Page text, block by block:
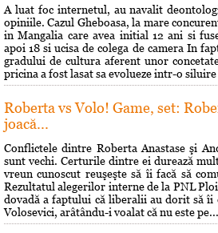
A luat foc internetul, au navalit
opiniile. Cazul Gheboasa, la mare
in Mangalia care avea initial 12 ani si
apoi 18 si ucisa de colega de camera In
gradului de cultura aferent unor
pricina a fost lasat sa evolueze intr-o siluire
Roberta vs Volo! Game, set:
joacă...
Conflictele dintre Roberta Anastase şi
sunt vechi. Certurile dintre ei durează
vreun cunoscut reuşeşte să îi facă să
Rezultatul alegerilor interne de la PNL
dovadă a faptului că liberalii au dorit să îi
Volosevici, arâtându-i voalat că nu este pe...